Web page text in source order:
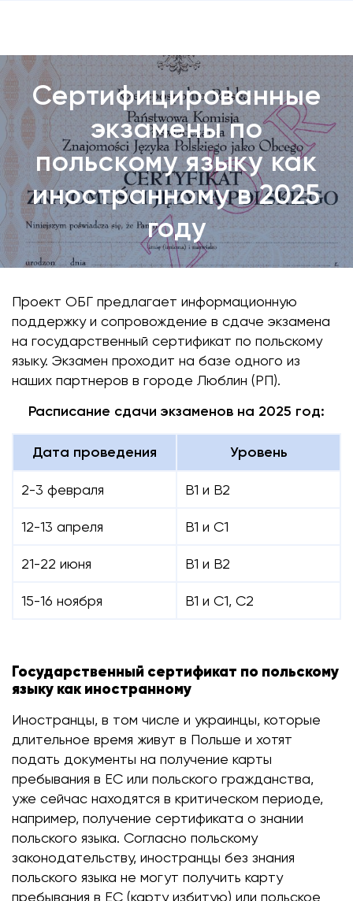
Сертифицированные
экзамены по
польскому языку как
иностранному в 2025
году
Проект ОБГ предлагает информационную
поддержку и сопровождение в сдаче экзамена
на государственный сертификат по польскому
языку. Экзамен проходит на базе одного из
наших партнеров в городе Люблин (РП).
Расписание сдачи экзаменов на 2025 год:
Дата проведения Уровень
2-3 февраля В1 и В2
12-13 апреля В1 и С1
21-22 июня В1 и В2
15-16 ноября В1 и С1, С2
Государственный сертификат по польскому
языку как иностранному
Иностранцы, в том числе и украинцы, которые
длительное время живут в Польше и хотят
подать документы на получение карты
пребывания в ЕС или польского гражданства,
уже сейчас находятся в критическом периоде,
например, получение сертификата о знании
польского языка. Согласно польскому
законодательству, иностранцы без знания
польского языка не могут получить карту
пребывания в ЕС (карту избитую) или польское